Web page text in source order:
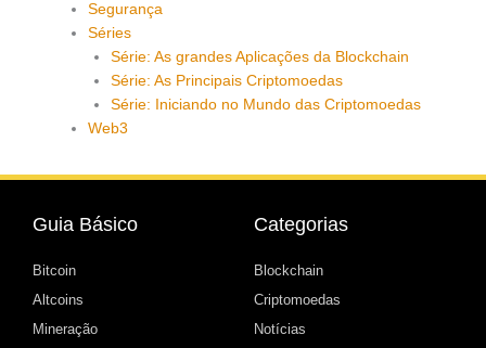
Segurança
Séries
Série: As grandes Aplicações da Blockchain
Série: As Principais Criptomoedas
Série: Iniciando no Mundo das Criptomoedas
Web3
Guia Básico
Bitcoin
Altcoins
Mineração
Categorias
Blockchain
Criptomoedas
Notícias